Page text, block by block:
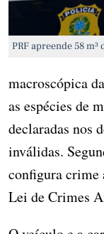
PRF apreende 58
macroscópica
as espécies de
declaradas nos
inválidas.
configura crime
Lei de Crimes